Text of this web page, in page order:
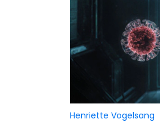
Henriette Vogelsang